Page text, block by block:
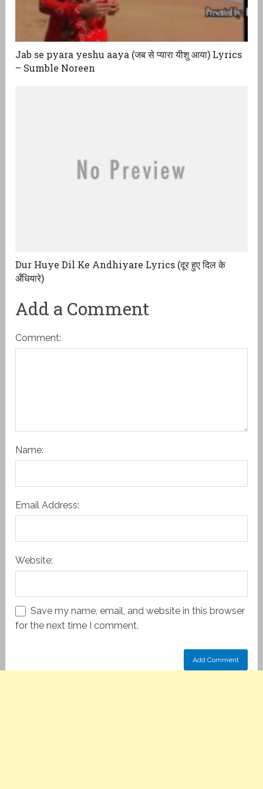
Jab se pyara yeshu aaya (जब से प्यारा यीशु आया) Lyrics
– Sumble Noreen
Dur Huye Dil Ke Andhiyare Lyrics (दूर हुए दिल के
अँधियारे)
Add a Comment
Comment:
Name:
Email Address:
Website:
Save my name, email, and website in this browser
for the next time I comment.